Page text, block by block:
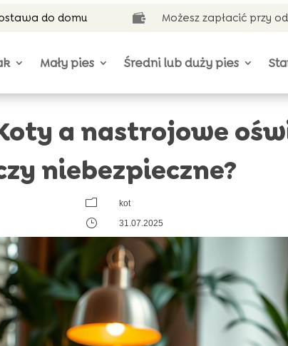
do domu  Możesz zapłacić przy
Mały pies Średni lub duży pies
a nastrojowe
niebezpieczne?
m kot
} 31.07.2025